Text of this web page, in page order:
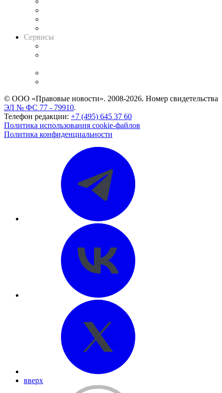
Сервисы
© ООО «Правовые новости». 2008-2026. Номер свидетельства
ЭЛ № ФС 77 - 79910.
Телефон редакции: +7 (495) 645 37 60
Политика использования cookie-файлов
Политика конфиденциальности
вверх